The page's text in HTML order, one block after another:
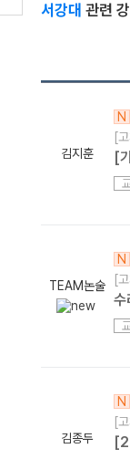
서강대 관련
김지훈
N
[
[
TEAM논술
N
[
수
김종두
N
[